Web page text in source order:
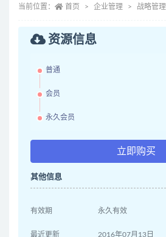
当前位置： 首页 企业管理 战略管理
资源信息
普通
会员
永久会员
立即购买
其他信息
有效期 永久有效
最近更新 2016年07月13日